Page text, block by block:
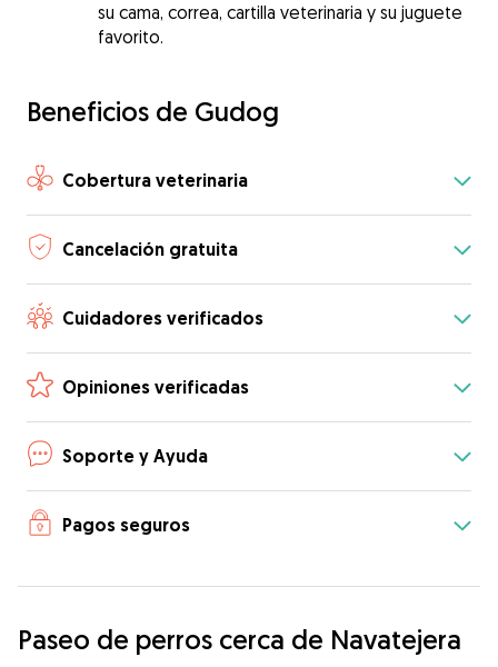
su cama, correa, cartilla veterinaria y su juguete
favorito.
Beneficios de Gudog
Cobertura veterinaria
Cancelación gratuita
Cuidadores verificados
Opiniones verificadas
Soporte y Ayuda
Pagos seguros
Paseo de perros cerca de Navatejera